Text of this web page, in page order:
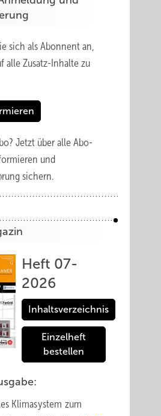
sich als Abonnent an,
alle Zusatz-Inhalte zu
Jetzt über alle Abo-
und
sichern.
Heft 07-
2026
Inhaltsverzeichnis
Einzelheft
bestellen
Klimasystem zum